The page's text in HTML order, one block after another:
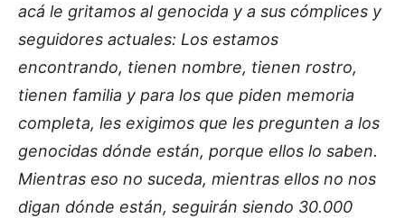
acá le gritamos al genocida y a sus cómplices y
seguidores actuales: Los estamos
encontrando, tienen nombre, tienen rostro,
tienen familia y para los que piden memoria
completa, les exigimos que les pregunten a los
genocidas dónde están, porque ellos lo saben.
Mientras eso no suceda, mientras ellos no nos
digan dónde están, seguirán siendo 30.000